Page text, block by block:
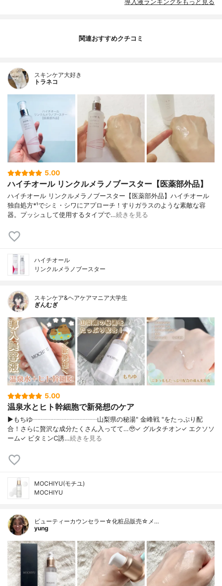
導入液ランキングをもっと見る
関連おすすめクチコミ
スキンケア大好き
トラネコ
5.00
ハイチオール リンクルメラノブースター【医薬部外品】
ハイチオール リンクルメラノブースター【医薬部外品】ハイチオール
独自処方*¹でシミ・シワにアプローチ！すりガラスのような素敵な容
器。プッシュして使用するタイプで…続きを見る
ハイチオール
リンクルメラノブースター
スキンケア&ヘアケアマニア大学生
ぎんむぎ
5.00
温泉水とヒト幹細胞で新発想のケア
▶もちゆ┈┈┈┈┈┈┈┈┈┈山梨県の秘湯" 金峰戦 "をたっぷり配
合！さらに贅沢な成分たくさん入ってて…🥹✓ グルタチオン✓ エクソソ
ーム✓ ビタミンC誘…続きを見る
MOCHIYU(モチユ)
MOCHIYU
ビューティーカウンセラー☆化粧品販売☆メ…
yung